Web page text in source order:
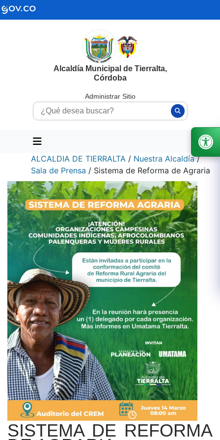
Alcaldía Municipal de Tierralta,
Córdoba
Administrar Sitio
ALCALDIA DE TIERRALTA / Nuestra Alcaldía/
Sala de Prensa / Sistema de Reforma de Agraria
SISTEMA DE REFORMA